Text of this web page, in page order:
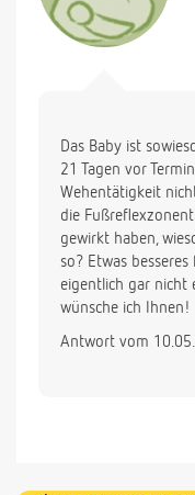
Das Baby ist
21 Tagen vor
Wehentätigkeit
die
gewirkt haben,
so? Etwas
eigentlich gar nicht
wünsche ich Ihnen!
Antwort vom